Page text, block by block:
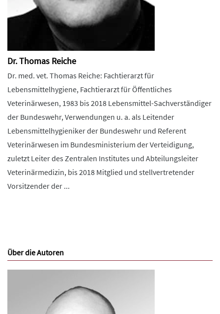
Dr. Thomas Reiche
Dr. med. vet. Thomas Reiche: Fachtierarzt für
Lebensmittelhygiene, Fachtierarzt für Öffentliches
Veterinärwesen, 1983 bis 2018 Lebensmittel-Sachverständiger
der Bundeswehr, Verwendungen u. a. als Leitender
Lebensmittelhygieniker der Bundeswehr und Referent
Veterinärwesen im Bundesministerium der Verteidigung,
zuletzt Leiter des Zentralen Institutes und Abteilungsleiter
Veterinärmedizin, bis 2018 Mitglied und stellvertretender
Vorsitzender der ...
Über die Autoren